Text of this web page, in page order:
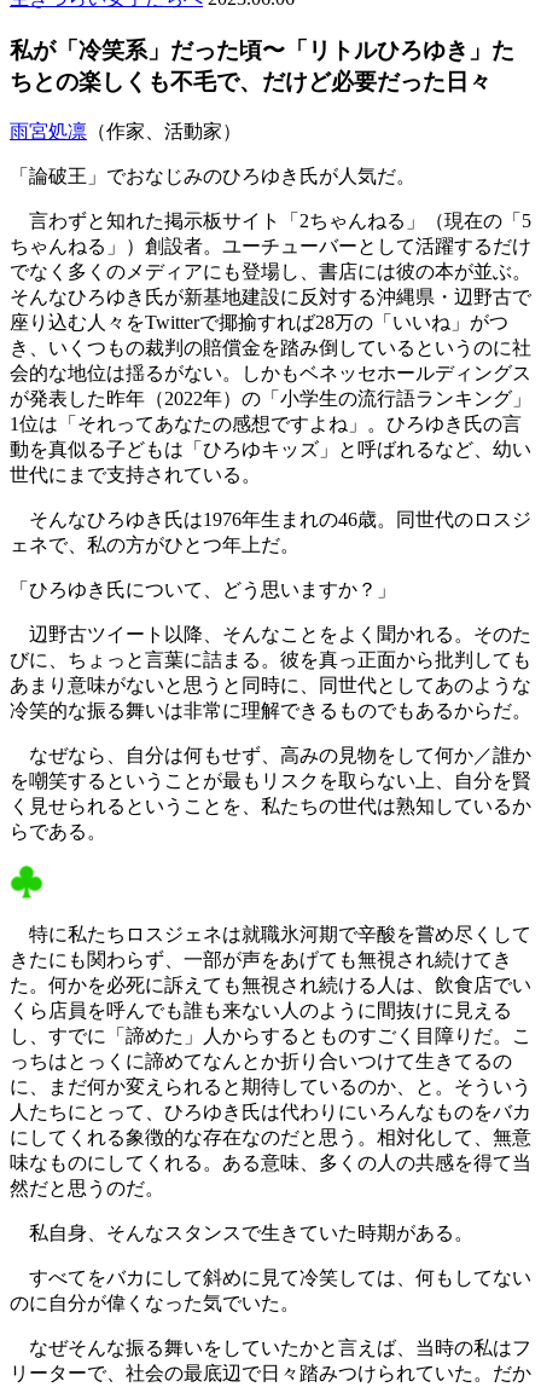
私が「冷笑系」だった頃〜「リトルひろゆき」た
ちとの楽しくも不毛で、だけど必要だった日々
雨宮処凛 （作家、活動家）
「論破王」でおなじみのひろゆき氏が人気だ。
言わずと知れた掲示板サイト「2ちゃんねる」（現在の「5
ちゃんねる」）創設者。ユーチューバーとして活躍するだけ
でなく多くのメディアにも登場し、書店には彼の本が並ぶ。
そんなひろゆき氏が新基地建設に反対する沖縄県・辺野古で
座り込む人々をTwitterで揶揄すれば28万の「いいね」がつ
き、いくつもの裁判の賠償金を踏み倒しているというのに社
会的な地位は揺るがない。しかもベネッセホールディングス
が発表した昨年（2022年）の「小学生の流行語ランキング」
1位は「それってあなたの感想ですよね」。ひろゆき氏の言
動を真似る子どもは「ひろゆキッズ」と呼ばれるなど、幼い
世代にまで支持されている。
そんなひろゆき氏は1976年生まれの46歳。同世代のロスジ
ェネで、私の方がひとつ年上だ。
「ひろゆき氏について、どう思いますか？」
辺野古ツイート以降、そんなことをよく聞かれる。そのた
びに、ちょっと言葉に詰まる。彼を真っ正面から批判しても
あまり意味がないと思うと同時に、同世代としてあのような
冷笑的な振る舞いは非常に理解できるものでもあるからだ。
なぜなら、自分は何もせず、高みの見物をして何か／誰か
を嘲笑するということが最もリスクを取らない上、自分を賢
く見せられるということを、私たちの世代は熟知しているか
らである。
特に私たちロスジェネは就職氷河期で辛酸を嘗め尽くして
きたにも関わらず、一部が声をあげても無視され続けてき
た。何かを必死に訴えても無視され続ける人は、飲食店でい
くら店員を呼んでも誰も来ない人のように間抜けに見える
し、すでに「諦めた」人からするとものすごく目障りだ。こ
っちはとっくに諦めてなんとか折り合いつけて生きてるの
に、まだ何か変えられると期待しているのか、と。そういう
人たちにとって、ひろゆき氏は代わりにいろんなものをバカ
にしてくれる象徴的な存在なのだと思う。相対化して、無意
味なものにしてくれる。ある意味、多くの人の共感を得て当
然だと思うのだ。
私自身、そんなスタンスで生きていた時期がある。
すべてをバカにして斜めに見て冷笑しては、何もしてない
のに自分が偉くなった気でいた。
なぜそんな振る舞いをしていたかと言えば、当時の私はフ
リーターで、社会の最底辺で日々踏みつけられていた。だか